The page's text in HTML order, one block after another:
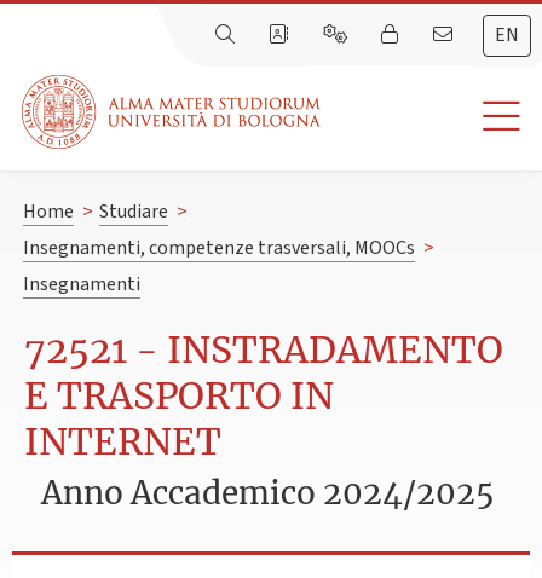
EN
Home > Studiare >
Insegnamenti, competenze trasversali, MOOCs >
Insegnamenti
72521 - INSTRADAMENTO
E TRASPORTO IN
INTERNET
Anno Accademico 2024/2025